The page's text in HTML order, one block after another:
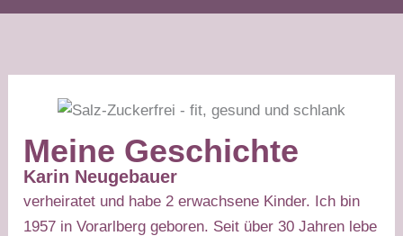
Meine Geschichte
Karin Neugebauer
verheiratet und habe 2 erwachsene Kinder. Ich bin
1957 in Vorarlberg geboren. Seit über 30 Jahren lebe